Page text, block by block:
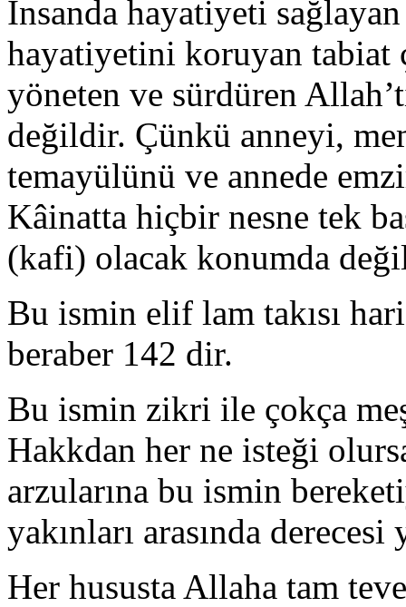
İnsanda hayatiyeti
hayatiyetini koruyan tabiat
yöneten ve sürdüren
değildir. Çünkü anneyi,
temayülünü ve annede
Kâinatta hiçbir nesne tek
(kafi) olacak konumda
Bu ismin elif lam takısı
beraber 142 dir.
Bu ismin zikri ile çokça
Hakkdan her ne isteği
arzularına bu ismin
yakınları arasında
Her hususta Allaha tam